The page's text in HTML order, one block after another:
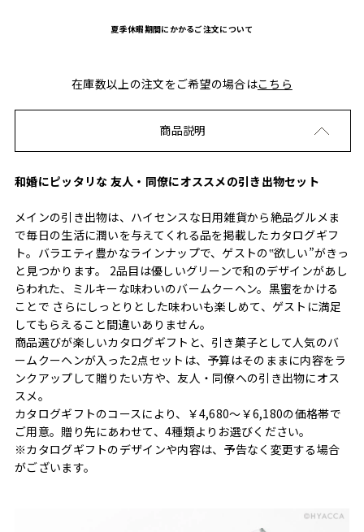
夏季休暇期間にかかるご注文について
在庫数以上の注文をご希望の場合はこちら
商品説明
和婚にピッタリな 友人・同僚にオススメの引き出物セット
メインの引き出物は、ハイセンスな日用雑貨から絶品グルメま
で毎日の生活に潤いを与えてくれる品を掲載したカタログギフ
ト。バラエティ豊かなラインナップで、ゲストの‟欲しい”がきっ
と見つかります。 2品目は優しいグリーンで和のデザインがあし
らわれた、ミルキーな味わいのバームクーヘン。黒蜜をかける
ことで さらにしっとりとした味わいも楽しめて、ゲストに満足
してもらえること間違いありません。
商品選びが楽しいカタログギフトと、引き菓子として人気のバ
ームクーヘンが入った2点セットは、予算はそのままに内容をラ
ンクアップして贈りたい方や、友人・同僚への引き出物にオス
スメ。
カタログギフトのコースにより、￥4,680～￥6,180の価格帯で
ご用意。贈り先にあわせて、4種類よりお選びください。
※カタログギフトのデザインや内容は、予告なく変更する場合
がございます。